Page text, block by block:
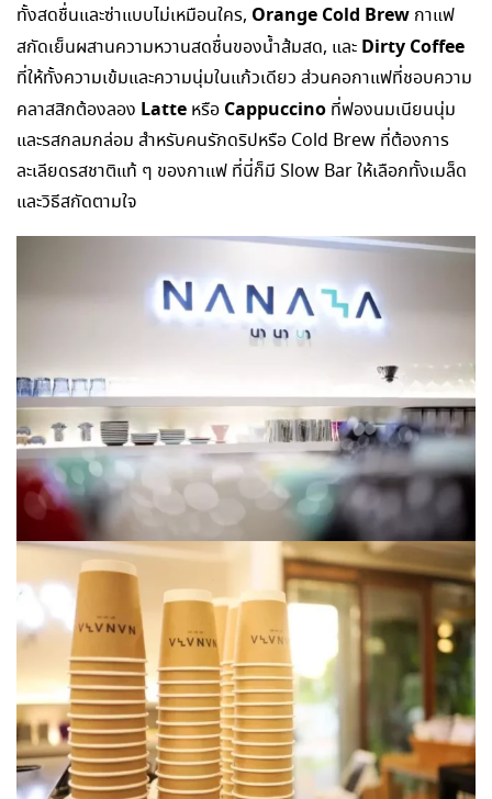
ทั้งสดชื่นและซ่าแบบไม่เหมือนใคร, Orange Cold Brew กาแฟ
สกัดเย็นผสานความหวานสดชื่นของน้ำส้มสด, และ Dirty Coffee
ที่ให้ทั้งความเข้มและความนุ่มในแก้วเดียว ส่วนคอกาแฟที่ชอบความ
คลาสสิกต้องลอง Latte หรือ Cappuccino ที่ฟองนมเนียนนุ่ม
และรสกลมกล่อม สำหรับคนรักดริปหรือ Cold Brew ที่ต้องการ
ละเลียดรสชาติแท้ ๆ ของกาแฟ ที่นี่ก็มี Slow Bar ให้เลือกทั้งเมล็ด
และวิธีสกัดตามใจ